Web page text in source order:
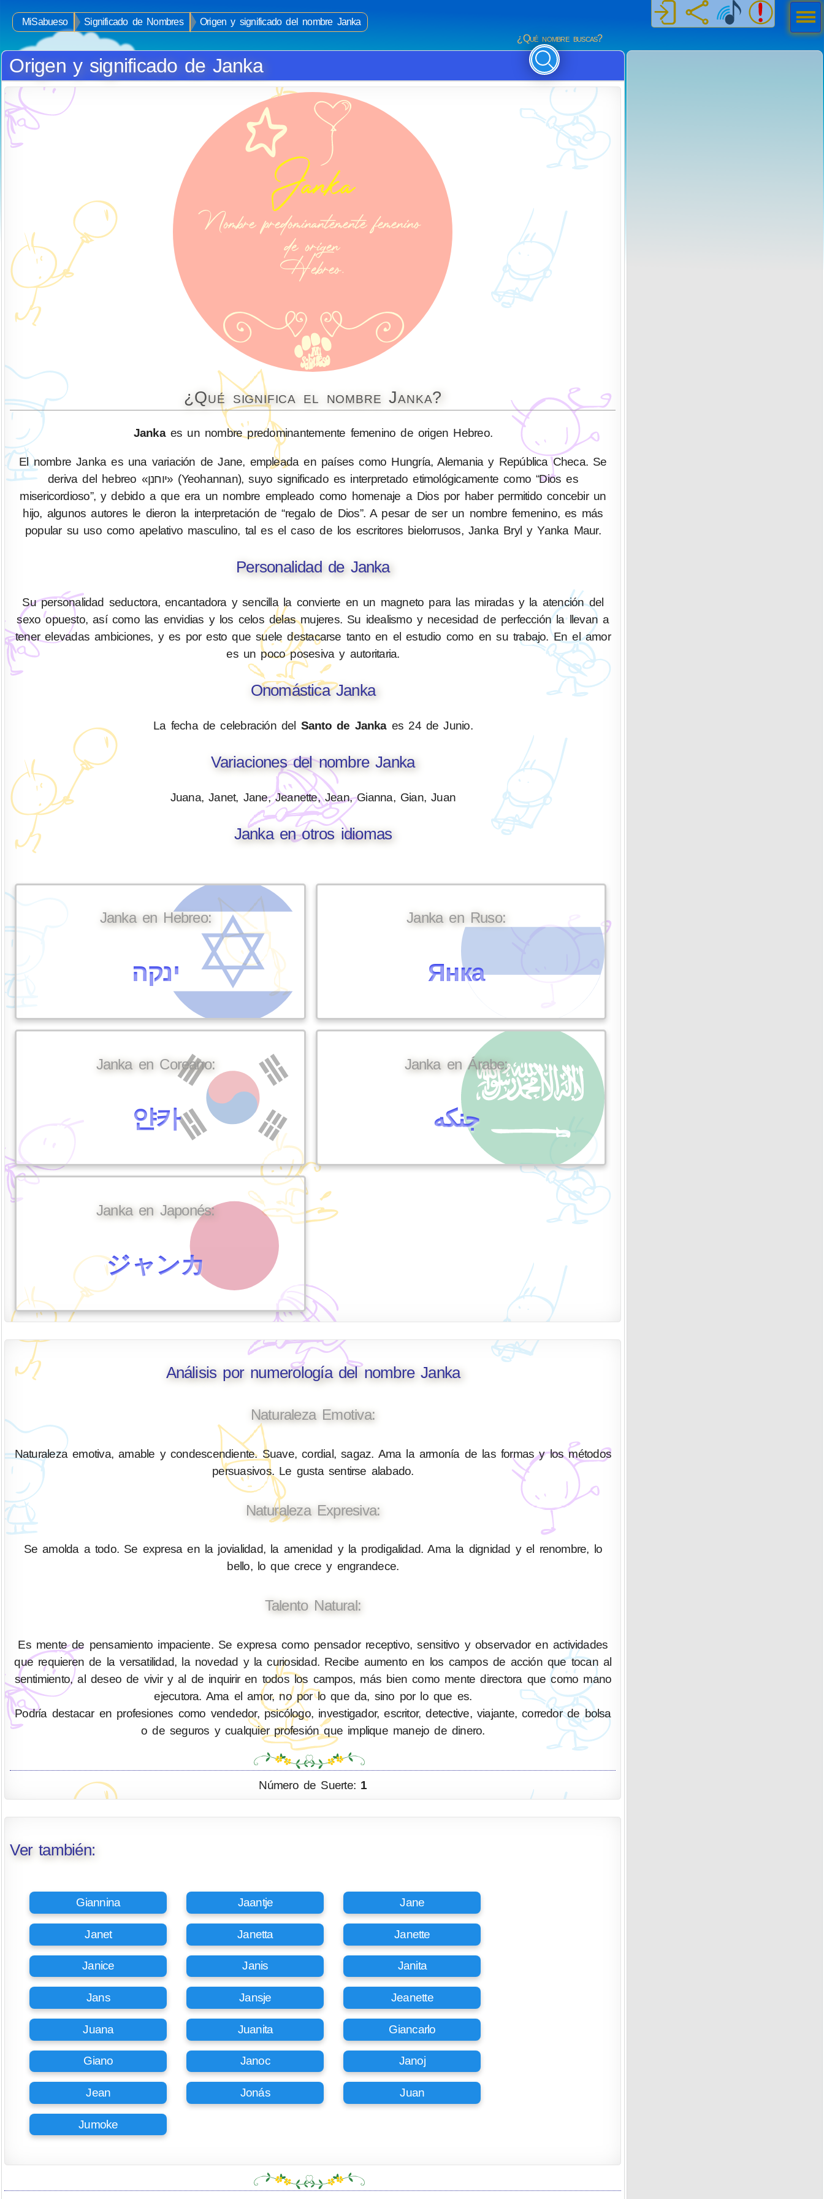
MiSabueso Significado de Nombres
Origen y significado del nombre Janka
¿Qué nombre buscas?
Origen y significado de Janka
¿Qué significa el nombre Janka?
Jankaes un nombre predominantemente femenino de origen Hebreo.
El nombre Janka es una variación de Jane, empleada en países como Hungría, Alemania y República Checa. Se
deriva del hebreo «יוחנן» (Yeohannan), suyo significado es interpretado etimológicamente como “Dios es
misericordioso”, y debido a que era un nombre empleado como homenaje a Dios por haber permitido concebir un
hijo, algunos autores le dieron la interpretación de “regalo de Dios”. A pesar de ser un nombre femenino, es más
popular su uso como apelativo masculino, tal es el caso de los escritores bielorrusos, Janka Bryl y Yanka Maur.
Personalidad de Janka
Su personalidad seductora, encantadora y sencilla la convierte en un magneto para las miradas y la atención del
sexo opuesto, así como las envidias y los celos delas mujeres. Su idealismo y necesidad de perfección la llevan a
tener elevadas ambiciones, y es por esto que suele destacarse tanto en el estudio como en su trabajo. En el amor
es un poco posesiva y autoritaria.
Onomástica Janka
La fecha de celebración del Santo de Jankaes 24 de Junio.
Variaciones del nombre Janka
Juana, Janet, Jane, Jeanette, Jean, Gianna, Gian, Juan
Janka en otros idiomas
Janka en Hebreo:
ינקה
Janka en Ruso:
Янка
Janka en Coreano:
얀카
Janka en Árabe:
جنكه
Janka en Japonés:
ジャンカ
Análisis por numerología del nombre Janka
Naturaleza Emotiva:
Naturaleza emotiva, amable y condescendiente. Suave, cordial, sagaz. Ama la armonía de las formas y los métodos
persuasivos. Le gusta sentirse alabado.
Naturaleza Expresiva:
Se amolda a todo. Se expresa en la jovialidad, la amenidad y la prodigalidad. Ama la dignidad y el renombre, lo
bello, lo que crece y engrandece.
Talento Natural:
Es mente de pensamiento impaciente. Se expresa como pensador receptivo, sensitivo y observador en actividades
que requieren de la versatilidad, la novedad y la curiosidad. Recibe aumento en los campos de acción que tocan al
sentimiento, al deseo de vivir y al de inquirir en todos los campos, más bien como mente directora que como mano
ejecutora. Ama el amor, no por lo que da, sino por lo que es.
Podría destacar en profesiones como vendedor, psicólogo, investigador, escritor, detective, viajante, corredor de bolsa
o de seguros y cualquier profesión que implique manejo de dinero.
Número de Suerte: 1
Ver también:
Giannina Jaantje Jane
Janet Janetta Janette
Janice Janis Janita
Jans Jansje Jeanette
Juana Juanita Giancarlo
Giano Janoc Janoj
Jean Jonás Juan
Jumoke
Men
ú